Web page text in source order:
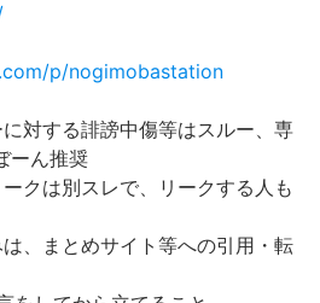
p/nogimobastation
対する誹謗中傷等はスルー、専
ーん推奨
クは別スレで、リークする人も
、まとめサイト等への引用・転